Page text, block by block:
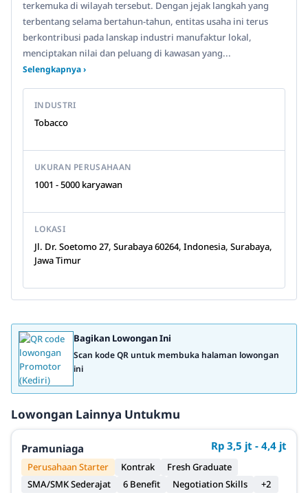
terkemuka di wilayah tersebut. Dengan jejak langkah yang
terbentang selama bertahun-tahun, entitas usaha ini terus
berkontribusi pada lanskap industri manufaktur lokal,
menciptakan nilai dan peluang di kawasan yang...
Selengkapnya ›
INDUSTRI
Tobacco
UKURAN PERUSAHAAN
1001 - 5000 karyawan
LOKASI
Jl. Dr. Soetomo 27, Surabaya 60264, Indonesia, Surabaya,
Jawa Timur
Bagikan Lowongan Ini
Scan kode QR untuk membuka halaman lowongan
ini
Lowongan Lainnya Untukmu
Pramuniaga Rp 3,5 jt - 4,4 jt
Perusahaan Starter Kontrak
Fresh Graduate
SMA/SMK Sederajat
6 Benefit Negotiation Skills +2